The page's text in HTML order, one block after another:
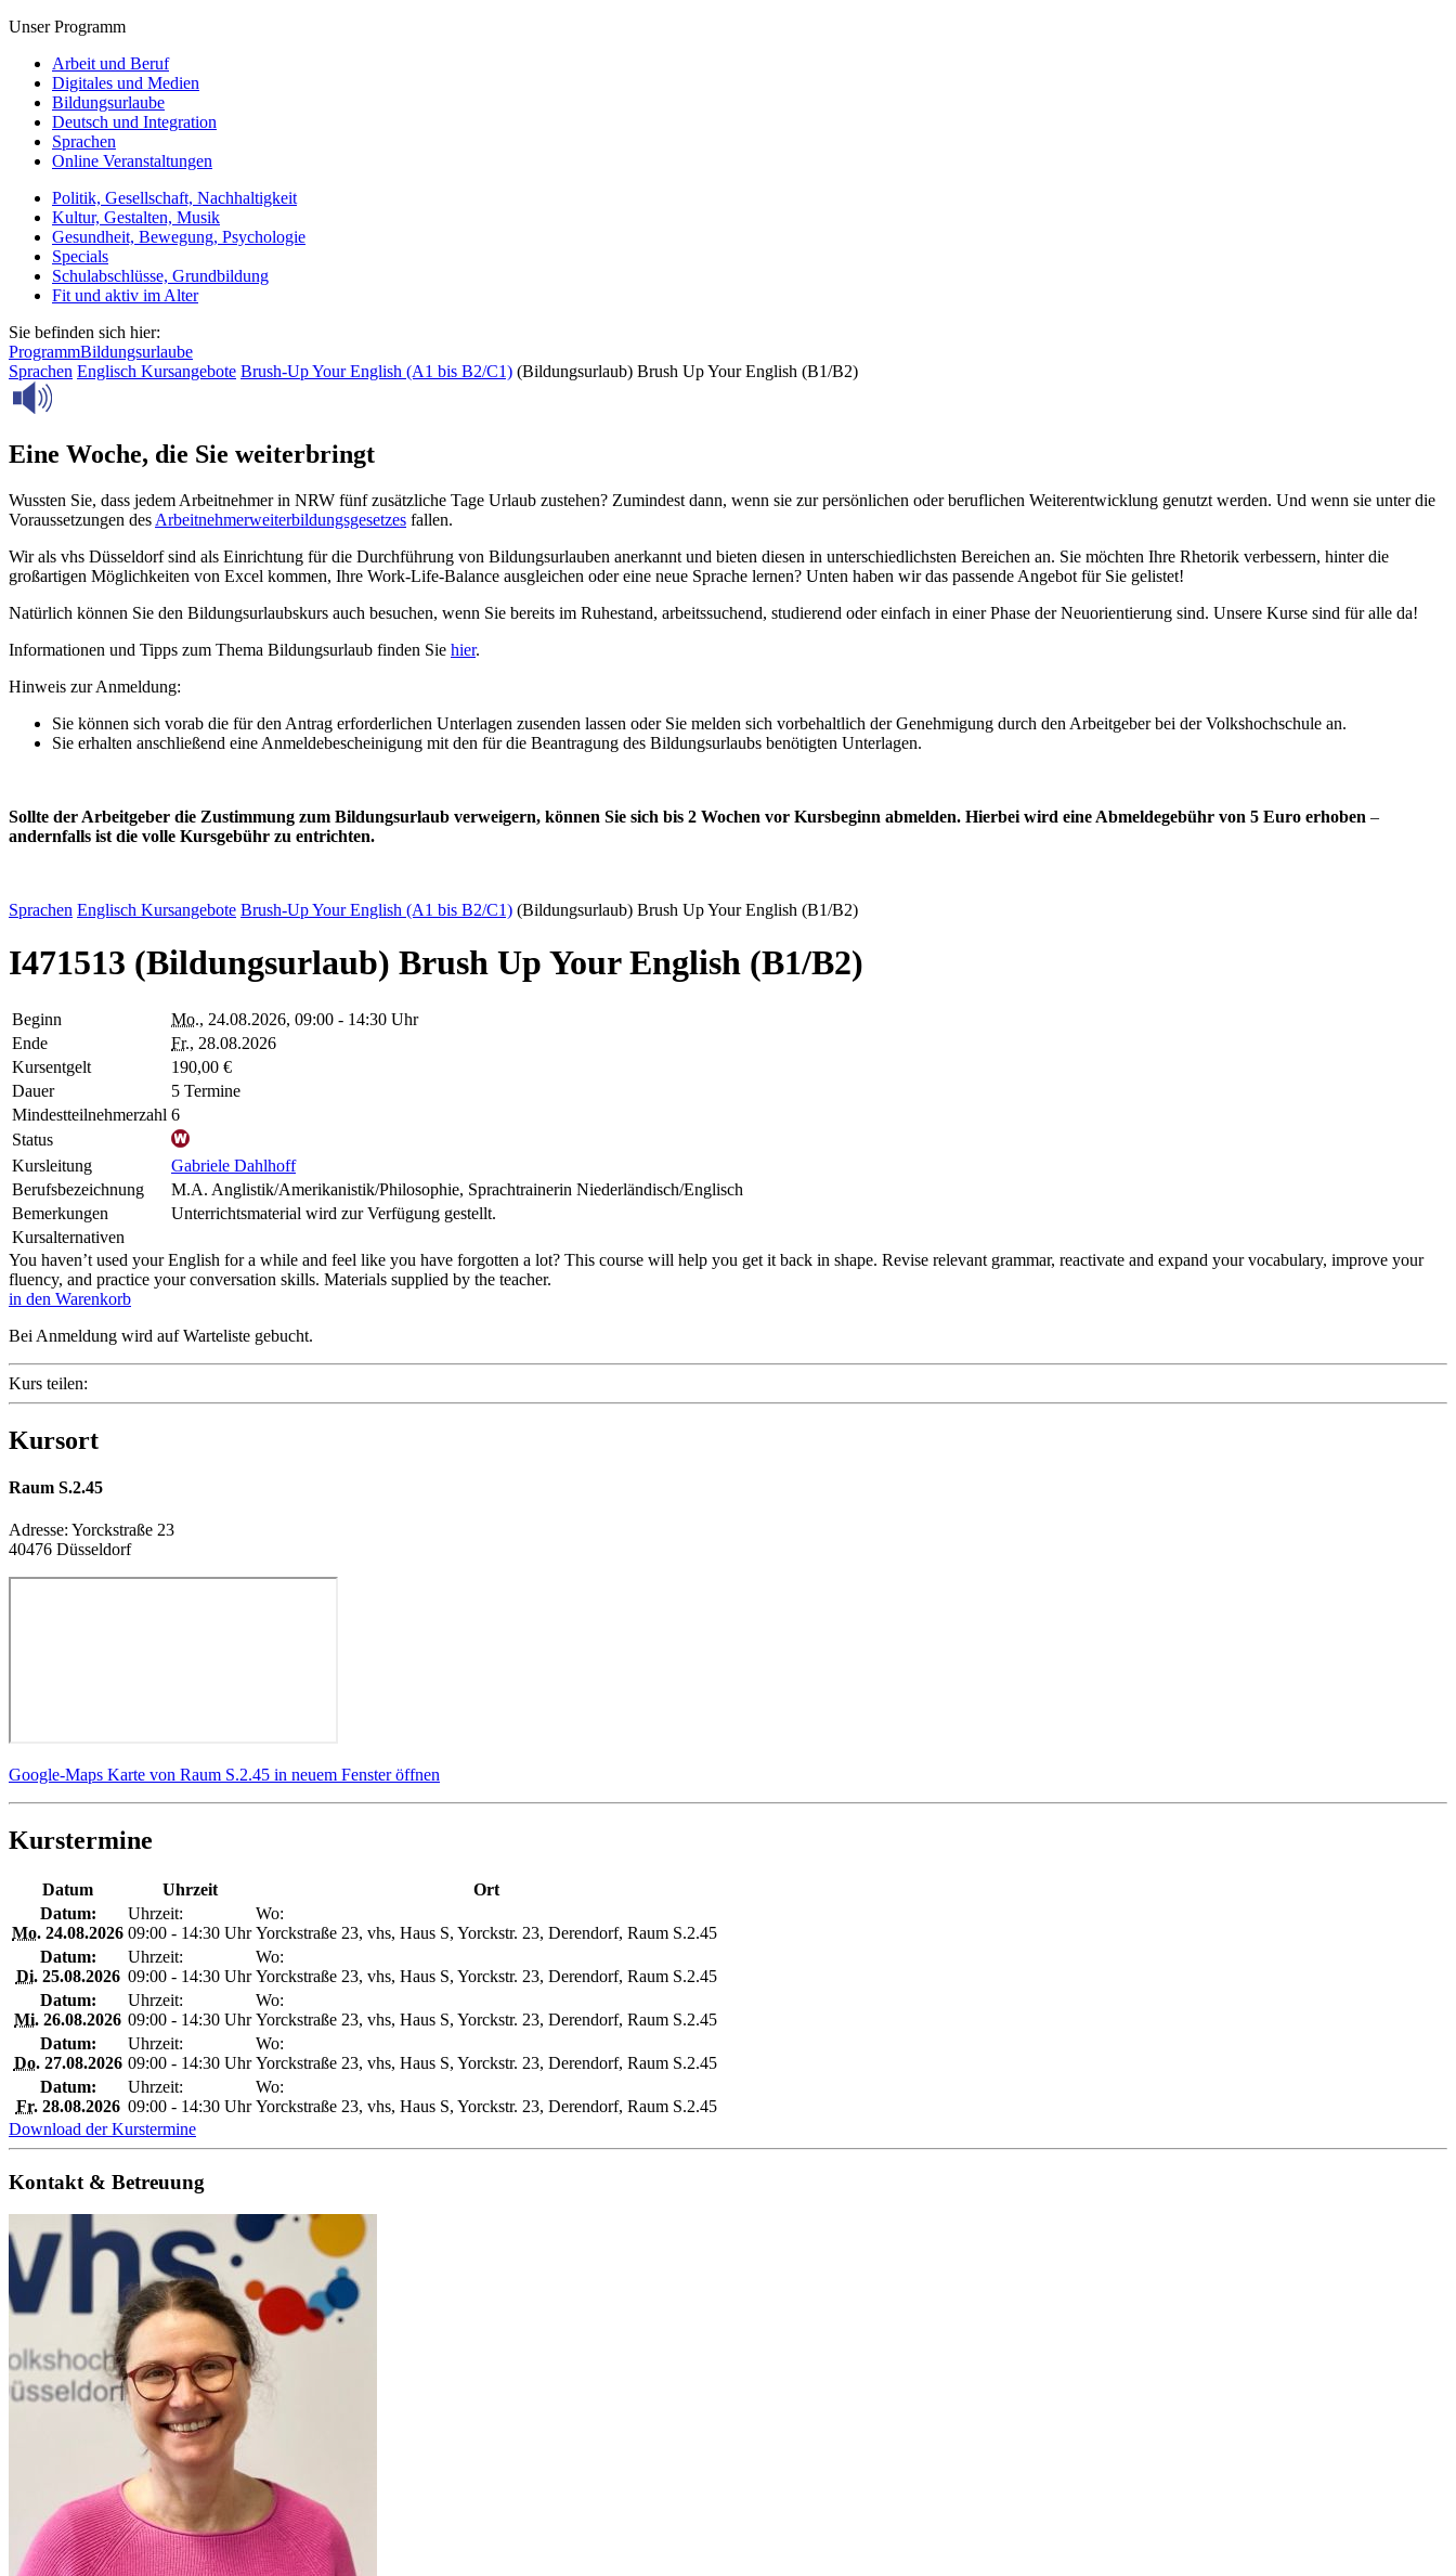
Unser Programm
Arbeit und Beruf
Digitales und Medien
Bildungsurlaube
Deutsch und Integration
Sprachen
Online Veranstaltungen
Politik, Gesellschaft, Nachhaltigkeit
Kultur, Gestalten, Musik
Gesundheit, Bewegung, Psychologie
Specials
Schulabschlüsse, Grundbildung
Fit und aktiv im Alter
Sie befinden sich hier:
ProgrammBildungsurlaube
Sprachen Englisch Kursangebote Brush-Up Your English (A1 bis B2/C1) (Bildungsurlaub) Brush Up Your English (B1/B2)
Eine Woche, die Sie weiterbringt
Wussten Sie, dass jedem Arbeitnehmer in NRW fünf zusätzliche Tage Urlaub zustehen? Zumindest dann, wenn sie zur persönlichen oder beruflichen Weiterentwicklung genutzt werden. Und wenn sie unter die
Voraussetzungen des Arbeitnehmerweiterbildungsgesetzes fallen.
Wir als vhs Düsseldorf sind als Einrichtung für die Durchführung von Bildungsurlauben anerkannt und bieten diesen in unterschiedlichsten Bereichen an. Sie möchten Ihre Rhetorik verbessern, hinter die
großartigen Möglichkeiten von Excel kommen, Ihre Work-Life-Balance ausgleichen oder eine neue Sprache lernen? Unten haben wir das passende Angebot für Sie gelistet!
Natürlich können Sie den Bildungsurlaubskurs auch besuchen, wenn Sie bereits im Ruhestand, arbeitssuchend, studierend oder einfach in einer Phase der Neuorientierung sind. Unsere Kurse sind für alle da!
Informationen und Tipps zum Thema Bildungsurlaub finden Sie hier.
Hinweis zur Anmeldung:
Sie können sich vorab die für den Antrag erforderlichen Unterlagen zusenden lassen oder Sie melden sich vorbehaltlich der Genehmigung durch den Arbeitgeber bei der Volkshochschule an.
Sie erhalten anschließend eine Anmeldebescheinigung mit den für die Beantragung des Bildungsurlaubs benötigten Unterlagen.
Sollte der Arbeitgeber die Zustimmung zum Bildungsurlaub verweigern, können Sie sich bis 2 Wochen vor Kursbeginn abmelden. Hierbei wird eine Abmeldegebühr von 5 Euro erhoben –
andernfalls ist die volle Kursgebühr zu entrichten.
Sprachen Englisch Kursangebote Brush-Up Your English (A1 bis B2/C1) (Bildungsurlaub) Brush Up Your English (B1/B2)
I471513 (Bildungsurlaub) Brush Up Your English (B1/B2)
Beginn Mo., 24.08.2026, 09:00 - 14:30 Uhr
Ende
Fr., 28.08.2026
Kursentgelt
190,00 €
Dauer
5 Termine
Mindestteilnehmerzahl 6
Status
Kursleitung
Gabriele Dahlhoff
Berufsbezeichnung
M.A. Anglistik/Amerikanistik/Philosophie, Sprachtrainerin Niederländisch/Englisch
Bemerkungen
Unterrichtsmaterial wird zur Verfügung gestellt.
Kursalternativen
You haven’t used your English for a while and feel like you have forgotten a lot? This course will help you get it back in shape. Revise relevant grammar, reactivate and expand your vocabulary, improve your
fluency, and practice your conversation skills. Materials supplied by the teacher.
in den Warenkorb
Bei Anmeldung wird auf Warteliste gebucht.
Kurs teilen:
Kursort
Raum S.2.45
Adresse: Yorckstraße 23
40476 Düsseldorf
Google-Maps Karte von Raum S.2.45 in neuem Fenster öffnen
Kurstermine
Datum Uhrzeit
Ort
Datum:
Mo. 24.08.2026
Uhrzeit:
09:00 - 14:30 Uhr
Wo:
Yorckstraße 23, vhs, Haus S, Yorckstr. 23, Derendorf, Raum S.2.45
Datum:
Di.25.08.2026
Uhrzeit:
09:00 - 14:30 Uhr
Wo:
Yorckstraße 23, vhs, Haus S, Yorckstr. 23, Derendorf, Raum S.2.45
Datum:
Mi. 26.08.2026
Uhrzeit:
09:00 - 14:30 Uhr
Wo:
Yorckstraße 23, vhs, Haus S, Yorckstr. 23, Derendorf, Raum S.2.45
Datum:
Do.27.08.2026
Uhrzeit:
09:00 - 14:30 Uhr
Wo:
Yorckstraße 23, vhs, Haus S, Yorckstr. 23, Derendorf, Raum S.2.45
Datum:
Fr.28.08.2026
Uhrzeit:
09:00 - 14:30 Uhr
Wo:
Yorckstraße 23, vhs, Haus S, Yorckstr. 23, Derendorf, Raum S.2.45
Download der Kurstermine
Kontakt & Betreuung